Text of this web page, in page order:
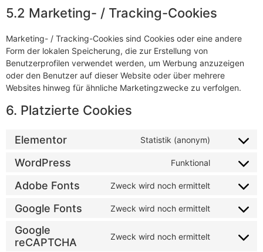
5.2 Marketing- / Tracking-Cookies
Marketing- / Tracking-Cookies sind Cookies oder eine andere
Form der lokalen Speicherung, die zur Erstellung von
Benutzerprofilen verwendet werden, um Werbung anzuzeigen
oder den Benutzer auf dieser Website oder über mehrere
Websites hinweg für ähnliche Marketingzwecke zu verfolgen.
6. Platzierte Cookies
Elementor Statistik (anonym)
WordPress Funktional
Adobe Fonts Zweck wird noch ermittelt
Google Fonts Zweck wird noch ermittelt
Google
reCAPTCHA
Zweck wird noch ermittelt